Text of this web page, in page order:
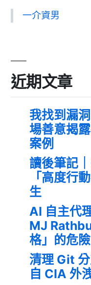
一介資男
近期文章
我找到漏
場善意揭
案例
讀後筆記
「高度行
生
AI 自主代
MJ
格」的危險
清理 Git
自 CIA 外